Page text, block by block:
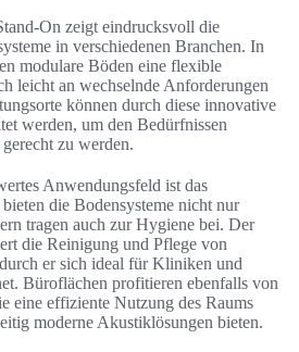
On zeigt eindrucksvoll die
in verschiedenen Branchen. In
modulare Böden eine flexible
leicht an wechselnde Anforderungen
können durch diese innovative
werden, um den Bedürfnissen
zu werden.
Anwendungsfeld ist das
die Bodensysteme nicht nur
tragen auch zur Hygiene bei. Der
die Reinigung und Pflege von
er sich ideal für Kliniken und
Büroflächen profitieren ebenfalls von
eine effiziente Nutzung des Raums
moderne Akustiklösungen bieten.